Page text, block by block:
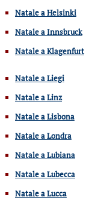
Natale a Helsinki
Natale a Innsbruck
Natale a Klagenfurt
Natale a Liegi
Natale a Linz
Natale a Lisbona
Natale a Londra
Natale a Lubiana
Natale a Lubecca
Natale a Lucca